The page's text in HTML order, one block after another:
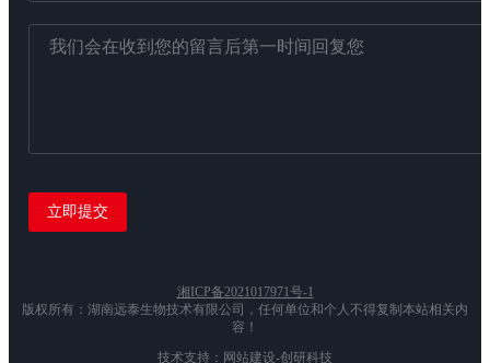
湘ICP备2021017971号-1
版权所有：湖南远泰生物技术有限公司，任何单位和个人不得复制本站相关内
容！
技术支持：网站建设-创研科技